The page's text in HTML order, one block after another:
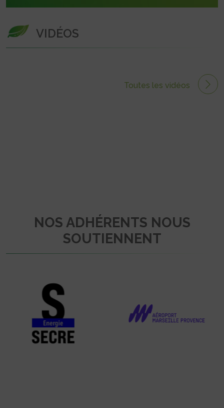
VIDÉOS
Toutes les vidéos
NOS ADHÉRENTS NOUS
SOUTIENNENT